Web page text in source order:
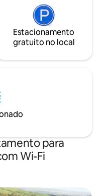
Estacionamento
gratuito no local
para
Wi-Fi